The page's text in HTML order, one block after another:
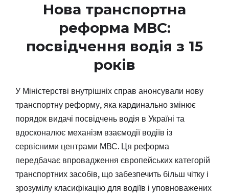
Нова транспортна
реформа МВС:
посвідчення водія з 15
років
У Міністерстві внутрішніх справ анонсували нову
транспортну реформу, яка кардинально змінює
порядок видачі посвідчень водія в Україні та
вдосконалює механізм взаємодії водіїв із
сервісними центрами МВС. Ця реформа
передбачає впровадження європейських категорій
транспортних засобів, що забезпечить більш чітку і
зрозумілу класифікацію для водіїв і уповноважених